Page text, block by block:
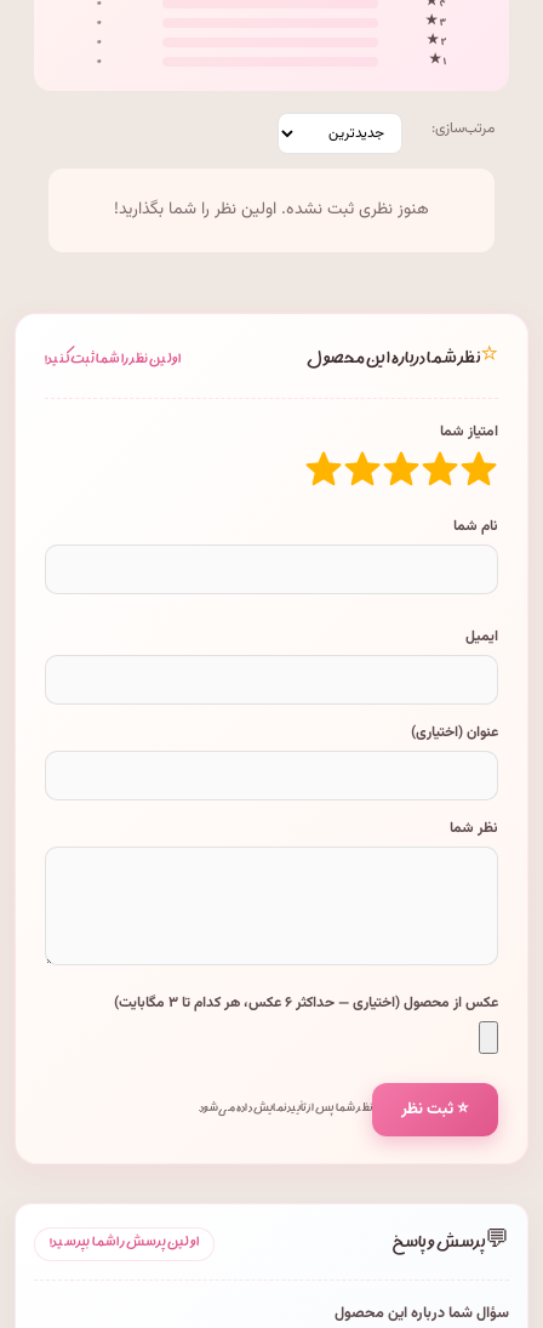
۴ ★
۰
۳ ★
۰
۲ ★
۰
۱ ★
۰
مرتب‌سازی:
هنوز نظری ثبت نشده. اولین نظر را شما بگذارید!
⭐نظر شما درباره این محصول اولین نظر را شما ثبت کنید!
امتیاز شما
نام شما
ایمیل
عنوان (اختیاری)
نظر شما
عکس از محصول (اختیاری — حداکثر ۶ عکس، هر کدام تا ۳ مگابایت)
⭐ ثبت نظر نظر شما پس از تأیید نمایش داده می‌شود.
💬پرسش و پاسخ اولین پرسش را شما بپرسید!
سؤال شما درباره این محصول